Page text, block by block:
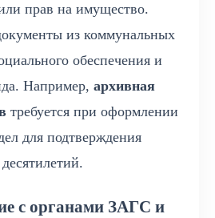
прав на имущество.
из коммунальных
обеспечения и
Например, архивная
требуется при оформлении
для подтверждения
с органами ЗАГС и